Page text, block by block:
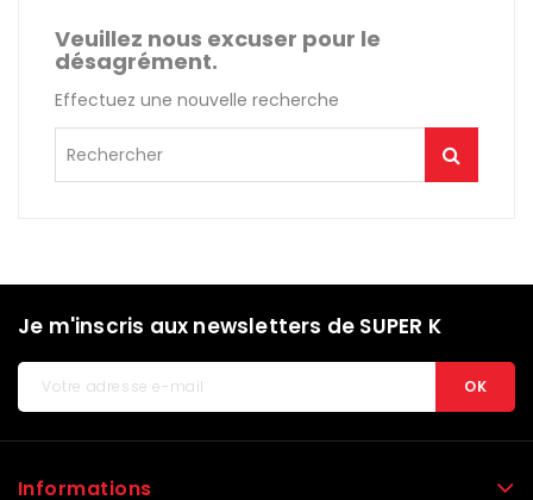
Veuillez nous excuser pour le
désagrément.
Effectuez une nouvelle recherche
Je m'inscris aux newsletters de SUPER K
Informations